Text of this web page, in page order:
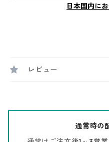
日本国内に
レビュー
通常時の